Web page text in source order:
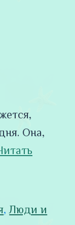
Она,
,Люди и